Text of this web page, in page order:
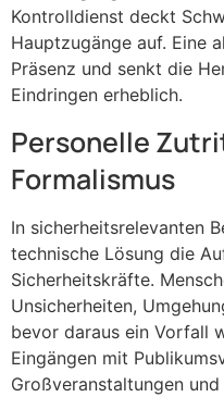
Kontrolldienst deckt
Hauptzugänge auf. Eine
Präsenz und senkt die
Eindringen erheblich.
Personelle
Formalismus
In sicherheitsrelevanten
technische Lösung die
Sicherheitskräfte.
Unsicherheiten,
bevor daraus ein Vorfall
Eingängen mit
Großveranstaltungen